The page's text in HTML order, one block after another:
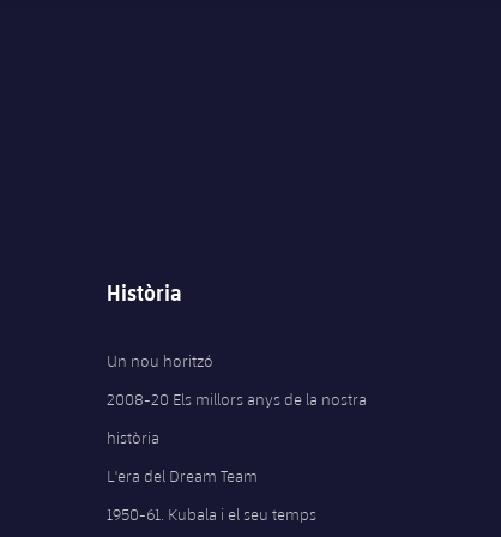
Història
Un nou horitzó
2008-20 Els millors anys de la nostra
història
L'era del Dream Team
1950-61. Kubala i el seu temps